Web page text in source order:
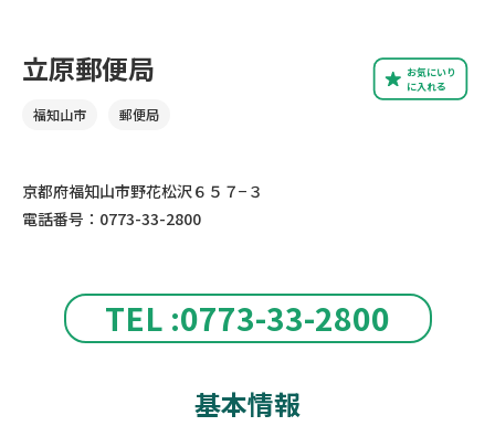
TEL :0773-33-2800
お気にいり
に入れる
立原郵便局
福知山市 郵便局
京都府福知山市野花松沢６５７−３
電話番号：0773-33-2800
基本情報